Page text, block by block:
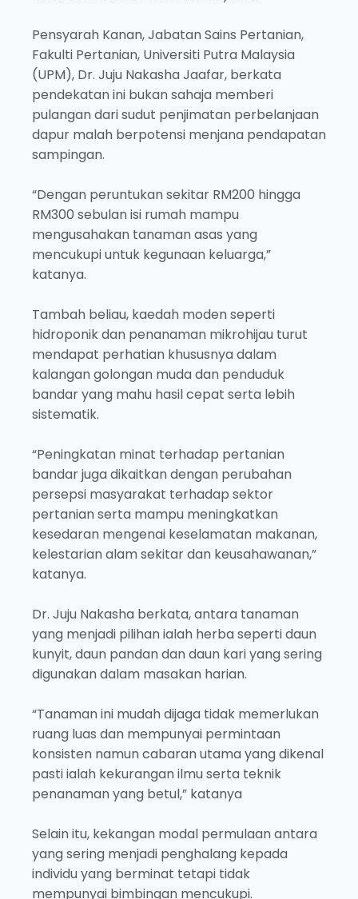
Pensyarah Kanan, Jabatan Sains Pertanian,
Fakulti Pertanian, Universiti Putra Malaysia
(UPM), Dr. Juju Nakasha Jaafar, berkata
pendekatan ini bukan sahaja memberi
pulangan dari sudut penjimatan perbelanjaan
dapur malah berpotensi menjana pendapatan
sampingan.
“Dengan peruntukan sekitar RM200 hingga
RM300 sebulan isi rumah mampu
mengusahakan tanaman asas yang
mencukupi untuk kegunaan keluarga,”
katanya.
Tambah beliau, kaedah moden seperti
hidroponik dan penanaman mikrohijau turut
mendapat perhatian khususnya dalam
kalangan golongan muda dan penduduk
bandar yang mahu hasil cepat serta lebih
sistematik.
“Peningkatan minat terhadap pertanian
bandar juga dikaitkan dengan perubahan
persepsi masyarakat terhadap sektor
pertanian serta mampu meningkatkan
kesedaran mengenai keselamatan makanan,
kelestarian alam sekitar dan keusahawanan,”
katanya.
Dr. Juju Nakasha berkata, antara tanaman
yang menjadi pilihan ialah herba seperti daun
kunyit, daun pandan dan daun kari yang sering
digunakan dalam masakan harian.
“Tanaman ini mudah dijaga tidak memerlukan
ruang luas dan mempunyai permintaan
konsisten namun cabaran utama yang dikenal
pasti ialah kekurangan ilmu serta teknik
penanaman yang betul,” katanya
Selain itu, kekangan modal permulaan antara
yang sering menjadi penghalang kepada
individu yang berminat tetapi tidak
mempunyai bimbingan mencukupi.